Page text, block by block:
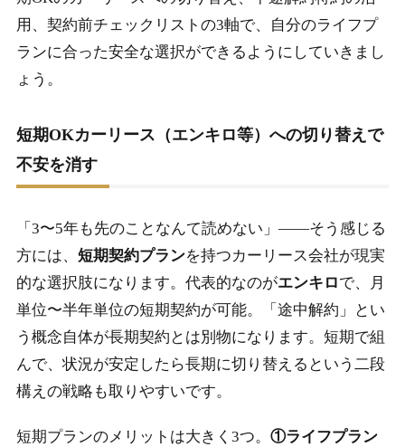
用、契約前チェックリストの3軸で、自分のライフプ
ランに合った安全な選択ができるようにしていきまし
ょう。
短期OKカーリース（エンキロ等）への切り替えで
不安を消す
「3〜5年も先のことなんて読めない」――そう感じる
方には、 短期契約プランを持つカーリース会社が現実
的な選択肢になります。代表的なのがエンキロで、月
単位〜半年単位の短期契約が可能。「途中解約」とい
う概念自体が長期契約とは別物になります。短期で組
んで、状況が安定したら長期に切り替えるという二段
構えの戦略も取りやすいです。
短期プランのメリットは大きく3つ。 ①ライフプラン